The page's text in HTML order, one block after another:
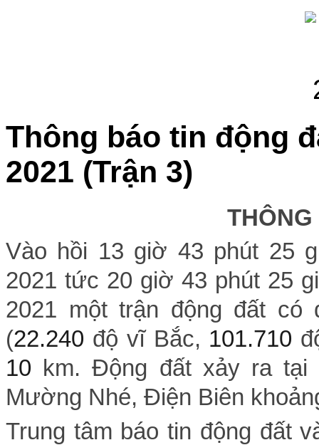
Thông báo tin động
2021 (Trận 3)
Vào hồi 13 giờ 43 phút 25
2021 tức 20 giờ 43 phút 25
2021 một trận động đất
(22.240 độ vĩ Bắc, 101.710
10
km. Động đất xảy ra tại
Mường Nhé, Điện Biên
Trung tâm báo tin động đất